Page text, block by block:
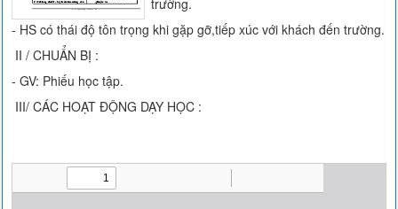
trường.
- HS có thái độ tôn trọng khi gặp gỡ,tiếp xúc với khách đến trường.
II / CHUẨN BỊ :
- GV: Phiếu học tập.
III/ CÁC HOẠT ĐỘNG DẠY HỌC :